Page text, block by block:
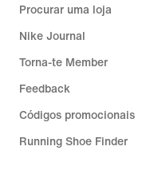
Procurar uma loja
Nike Journal
Torna-te Member
Feedback
Códigos promocionais
Running Shoe Finder